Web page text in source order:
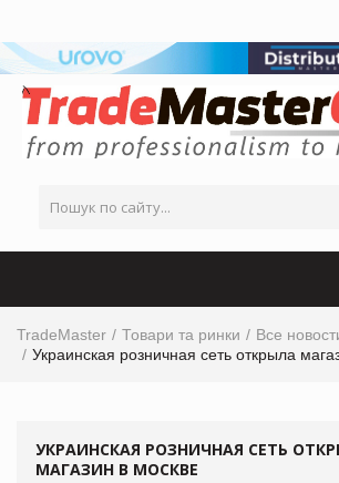
TradeMaster Товари та ринки
Все
Украинская розничная сеть открыла
УКРАИНСКАЯ РОЗНИЧНАЯ СЕТЬ
МАГАЗИН В МОСКВЕ